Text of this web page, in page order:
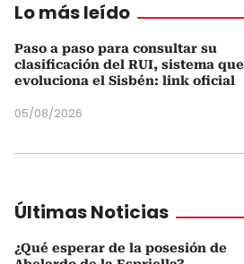
Lo más leído
Paso a paso para consultar su
clasificación del RUI, sistema que
evoluciona el Sisbén: link oficial
05/08/2026
Últimas Noticias
¿Qué esperar de la posesión de